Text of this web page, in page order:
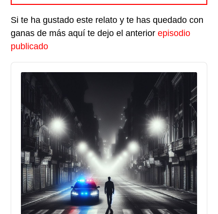
Si te ha gustado este relato y te has quedado con
ganas de más aquí te dejo el anteriorepisodio
publicado
Audio
Player